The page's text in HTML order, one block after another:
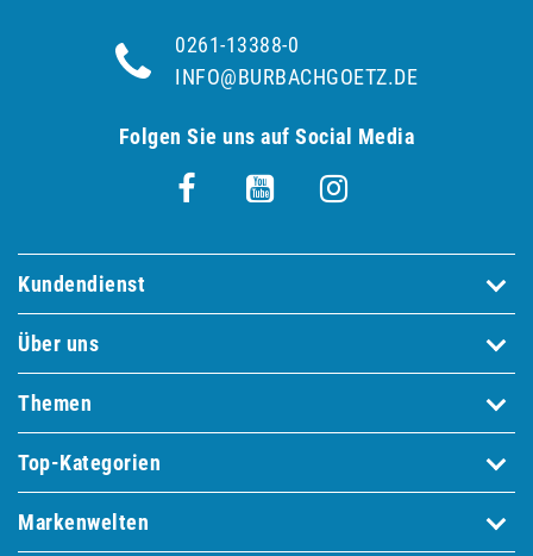
0261-13388-0
INFO@BURBACHGOETZ.DE
Folgen Sie uns auf Social Media
Kundendienst
Über uns
Themen
Top-Kategorien
Markenwelten